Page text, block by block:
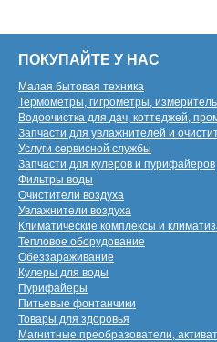
ПОКУПАЙТЕ У НАС
Малая бытовая техника
Термометры, гигрометры,
Водоочистка для дач, коттеджей,
Запчасти для увлажнителей и
Услуги сервисной службы
Запчасти для кулеров и пурифайеров
Фильтры воды
Очистители воздуха
Увлажнители воздуха
Климатические комплексы и
Тепловое оборудование
Обеззараживание
Кулеры для воды
Пурифайеры
Питьевые фонтанчики
Товары для здоровья
Магнитные преобразователи,